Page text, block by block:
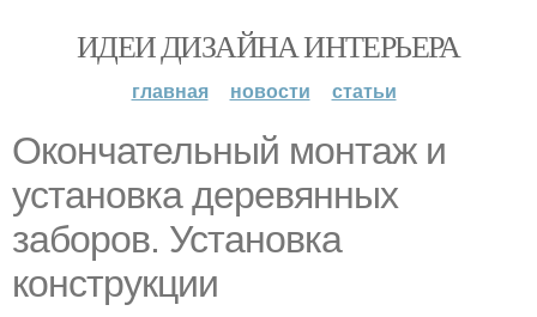
ИДЕИ ДИЗАЙНА ИНТЕРЬЕРА
главная новости статьи
Окончательный монтаж и
установка деревянных
заборов. Установка
конструкции